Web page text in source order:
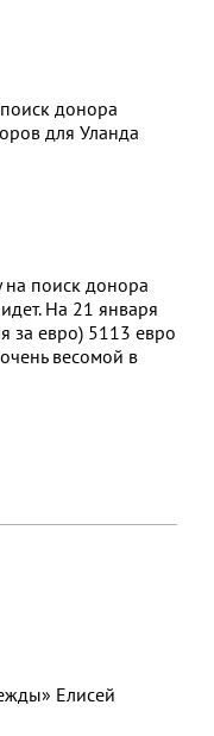
донора
для Уланда
на поиск донора
На 21 января
за евро) 5113 евро
весомой в
Елисей